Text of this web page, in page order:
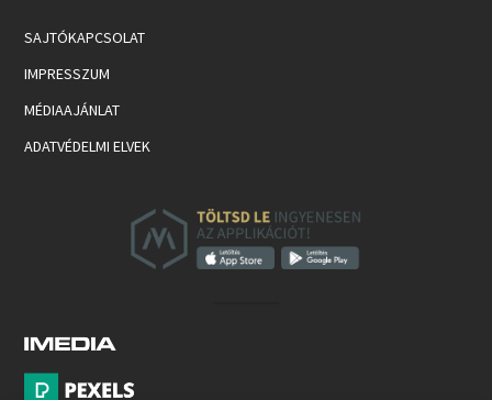
SAJTÓKAPCSOLAT
IMPRESSZUM
MÉDIAAJÁNLAT
ADATVÉDELMI ELVEK